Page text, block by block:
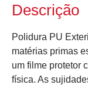
Descrição
Polidura PU
matérias primas
um filme protetor
física. As